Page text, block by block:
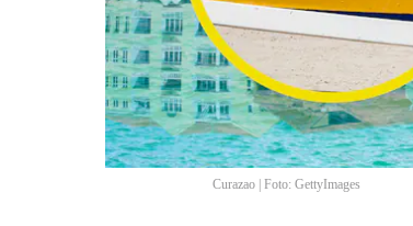
Curazao | Foto: GettyImages